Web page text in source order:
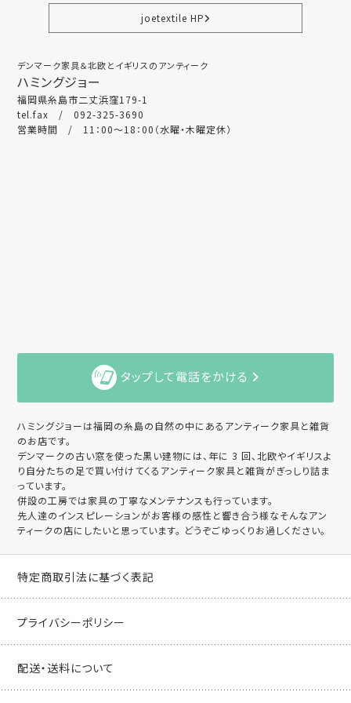
joetextile HP
デンマーク家具＆北欧とイギリスのアンティーク
ハミングジョー
福岡県糸島市二丈浜窪179-1
tel.fax / 092-325-3690
営業時間 / 11：00～18：00（水曜・木曜定休）
タップして電話をかける
ハミングジョーは福岡の糸島の自然の中にあるアンティーク家具と雑貨
のお店です。
デンマークの古い窓を使った黒い建物には、年に 3 回、北欧やイギリスよ
り自分たちの足で買い付けてくるアンティーク家具と雑貨がぎっしり詰ま
っています。
併設の工房では家具の丁寧なメンテナンスも行っています。
先人達のインスピレーションがお客様の感性と響き合う様なそんなアン
ティークの店にしたいと思っています。 どうぞごゆっくりお過しください。
特定商取引法に基づく表記
プライバシーポリシー
配送・送料について